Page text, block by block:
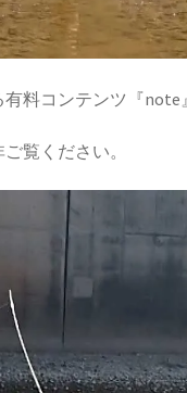
料コンテンツ『note
覧ください。